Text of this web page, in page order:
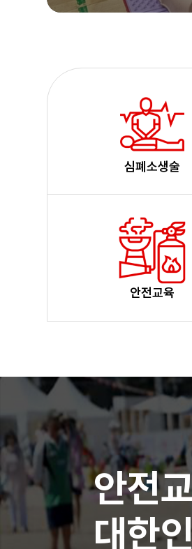
심폐소생술
안전교육
안전
대한